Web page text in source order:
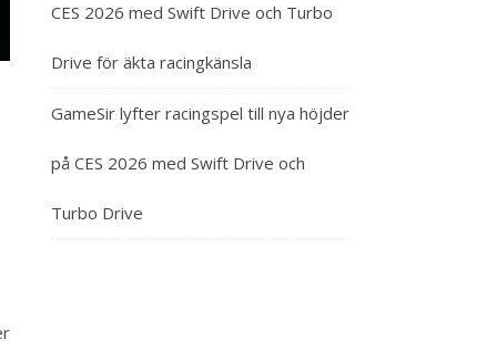
CES 2026 med Swift Drive och Turbo
Drive för äkta racingkänsla
GameSir lyfter racingspel till nya höjder
på CES 2026 med Swift Drive och
Turbo Drive